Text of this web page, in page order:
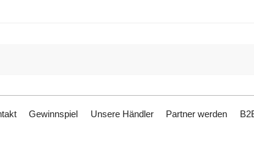
Gewinnspiel Unsere Händler Partner werden